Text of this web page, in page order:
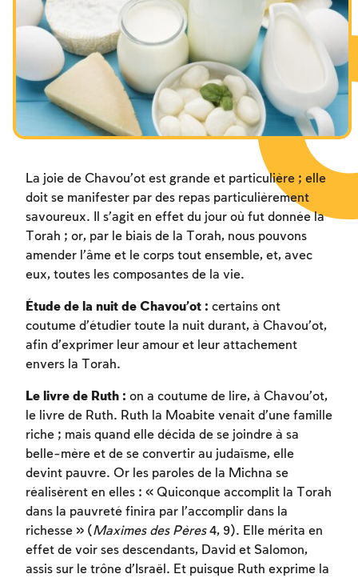
Les jeûnes liés à la destruction du Temple
Hanouca
Pourim
La joie de Chavou’ot est grande et particulière ; elle
doit se manifester par des repas particulièrement
savoureux. Il s’agit en effet du jour où fut donnée la
Torah ; or, par le biais de la Torah, nous pouvons
amender l’âme et le corps tout ensemble, et, avec
eux, toutes les composantes de la vie.
Étude de la nuit de Chavou’ot : certains ont
coutume d’étudier toute la nuit durant, à Chavou’ot,
afin d’exprimer leur amour et leur attachement
envers la Torah.
Le livre de Ruth : on a coutume de lire, à Chavou’ot,
le livre de Ruth. Ruth la Moabite venait d’une famille
riche ; mais quand elle décida de se joindre à sa
belle-mère et de se convertir au judaïsme, elle
devint pauvre. Or les paroles de la Michna se
réalisèrent en elles : « Quiconque accomplit la Torah
dans la pauvreté finira par l’accomplir dans la
richesse » (Maximes des Pères4, 9). Elle mérita en
effet de voir ses descendants, David et Salomon,
assis sur le trône d’Israël. Et puisque Ruth exprime la